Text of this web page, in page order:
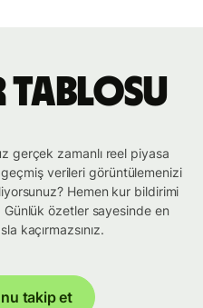
tablosu
gerçek zamanlı reel piyasa
verileri görüntülemenizi
Hemen kur bildirimi
özetler sayesinde en
kaçırmazsınız.
takip et